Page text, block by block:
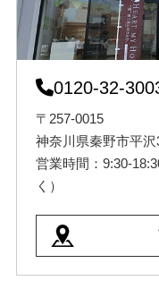
0120-32-
〒257-0015
神奈川県秦野市平沢
営業時間：9:30-
く）